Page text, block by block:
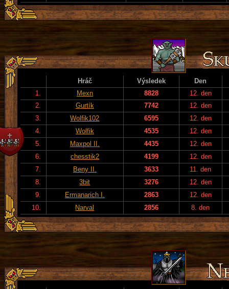
Hráč Výsledek
Den
1.
Mexn 8828
12. den
2.
Gurtík 7742
12. den
3.
Wolfik102 6595
12. den
4.
Wolfik 4535
12. den
5.
Maxpol II. 4435
12. den
6.
chesstik2 4199
12. den
7.
Beny II. 3633
11. den
8.
3bit 3276
12. den
9.
Ermanarich I. 2863
12. den
10.
Narval 2856 8. den